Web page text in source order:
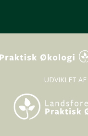
UDVIKLET AF